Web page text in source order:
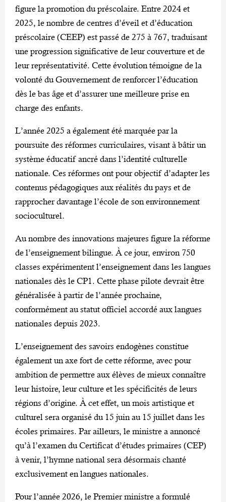
figure la promotion du préscolaire. Entre 2024 et
2025, le nombre de centres d’éveil et d’éducation
préscolaire (CEEP) est passé de 275 à 767, traduisant
une progression significative de leur couverture et de
leur représentativité. Cette évolution témoigne de la
volonté du Gouvernement de renforcer l’éducation
dès le bas âge et d’assurer une meilleure prise en
charge des enfants.
‎L’année 2025 a également été marquée par la
poursuite des réformes curriculaires, visant à bâtir un
système éducatif ancré dans l’identité culturelle
nationale. Ces réformes ont pour objectif d’adapter les
contenus pédagogiques aux réalités du pays et de
rapprocher davantage l’école de son environnement
socioculturel.
‎Au nombre des innovations majeures figure la réforme
de l’enseignement bilingue. À ce jour, environ 750
classes expérimentent l’enseignement dans les langues
nationales dès le CP1. Cette phase pilote devrait être
généralisée à partir de l’année prochaine,
conformément au statut officiel accordé aux langues
nationales depuis 2023.
‎L’enseignement des savoirs endogènes constitue
également un axe fort de cette réforme, avec pour
ambition de permettre aux élèves de mieux connaître
leur histoire, leur culture et les spécificités de leurs
régions d’origine. À cet effet, un mois artistique et
culturel sera organisé du 15 juin au 15 juillet dans les
écoles primaires. Par ailleurs, le ministre a annoncé
qu’à l’examen du Certificat d’études primaires (CEP)
à venir, l’hymne national sera désormais chanté
exclusivement en langues nationales.
‎Pour l’année 2026, le Premier ministre a formulé